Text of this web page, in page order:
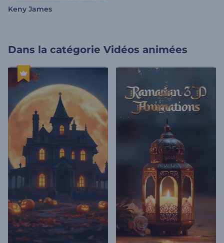
Keny James
Dans la catégorie Vidéos animées